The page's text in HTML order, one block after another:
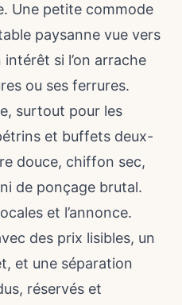
Une petite commode
paysanne vue vers
si l’on arrache
ou ses ferrures.
surtout pour les
et buffets deux-
douce, chiffon sec,
de ponçage brutal.
et l’annonce.
des prix lisibles, un
et une séparation
réservés et